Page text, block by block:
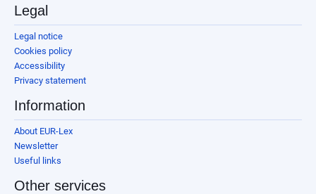
Legal
Legal notice
Cookies policy
Accessibility
Privacy statement
Information
About EUR-Lex
Newsletter
Useful links
Other services